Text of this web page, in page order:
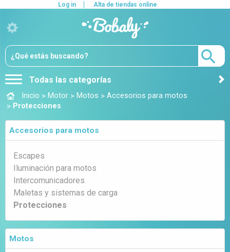
Todas las categorías
Log in Alta de tiendas online
Inicio > Motor > Motos > Accesorios para motos
> Protecciones
Accesorios para motos
Escapes
Iluminación para motos
Intercomunicadores
Maletas y sistemas de carga
Protecciones
Motos